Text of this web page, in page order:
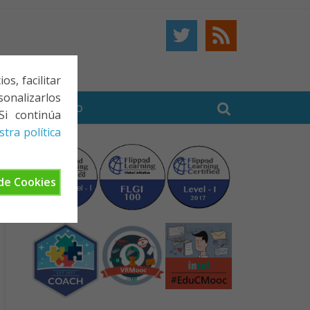
facilitar
continúa
política
Cookies
CONTACTO